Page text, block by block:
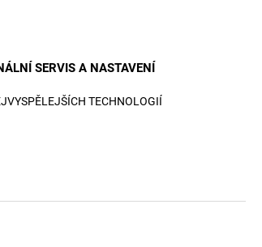
SERVIS A NASTAVENÍ
TECHNOLOGIÍ